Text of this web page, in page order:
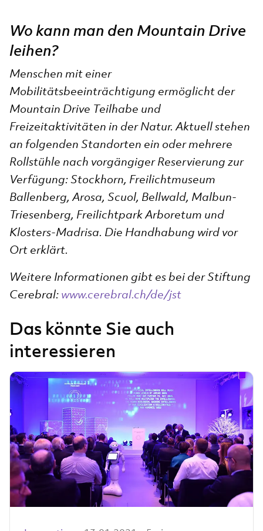
Wo kann man den Mountain Drive
leihen?
Menschen mit einer
Mobilitätsbeeinträchtigung ermöglicht der
Mountain Drive Teilhabe und
Freizeitaktivitäten in der Natur. Aktuell stehen
an folgenden Standorten ein oder mehrere
Rollstühle nach vorgängiger Reservierung zur
Verfügung: Stockhorn, Freilichtmuseum
Ballenberg, Arosa, Scuol, Bellwald, Malbun-
Triesenberg, Freilichtpark Arboretum und
Klosters-Madrisa. Die Handhabung wird vor
Ort erklärt.
Weitere Informationen gibt es bei der Stiftung
Cerebral: www.cerebral.ch/de/jst
Das könnte Sie auch
interessieren